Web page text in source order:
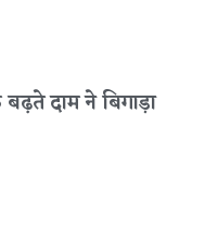
दाम ने बिगाड़ा